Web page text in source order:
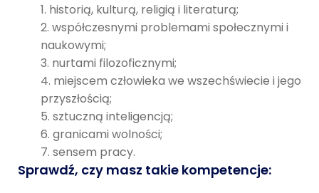
historią, kulturą, religią i literaturą;
współczesnymi problemami społecznymi i
naukowymi;
nurtami filozoficznymi;
miejscem człowieka we wszechświecie i jego
przyszłością;
sztuczną inteligencją;
granicami wolności;
sensem pracy.
Sprawdź, czy masz takie kompetencje: